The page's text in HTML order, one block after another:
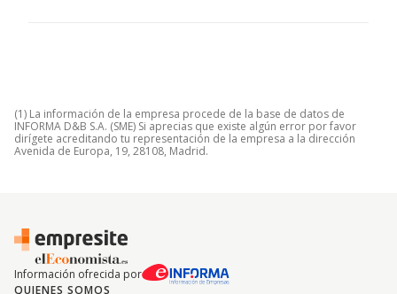
(1) La información de la empresa procede de la base de datos de
INFORMA D&B S.A. (SME) Si aprecias que existe algún error por favor
dirígete acreditando tu representación de la empresa a la dirección
Avenida de Europa, 19, 28108, Madrid.
Información ofrecida por
QUIENES SOMOS